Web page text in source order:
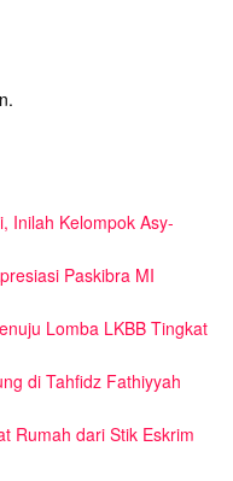
Inilah Kelompok Asy-
Paskibra MI
Lomba LKBB Tingkat
di Tahfidz Fathiyyah
Rumah dari Stik Eskrim